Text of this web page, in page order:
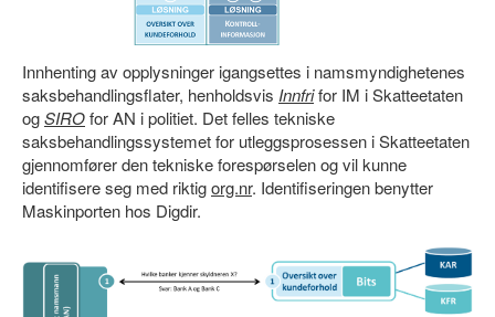
Innhenting av opplysninger igangsettes i namsmyndighetenes
saksbehandlingsflater, henholdsvis Innfrifor IM i Skatteetaten
ogSIROfor AN i politiet. Det felles tekniske
saksbehandlingssystemet for utleggsprosessen i Skatteetaten
gjennomfører den tekniske forespørselen og vil kunne
identifisere seg med riktigorg.nr. Identifiseringen benytter
Maskinporten hos Digdir.